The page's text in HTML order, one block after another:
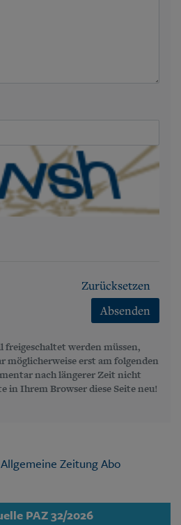
Zurücksetzen
Absenden
werden müssen,
erst am folgenden
nach längerer Zeit nicht
in Ihrem Browser diese Seite neu!
PAZ 32/2026